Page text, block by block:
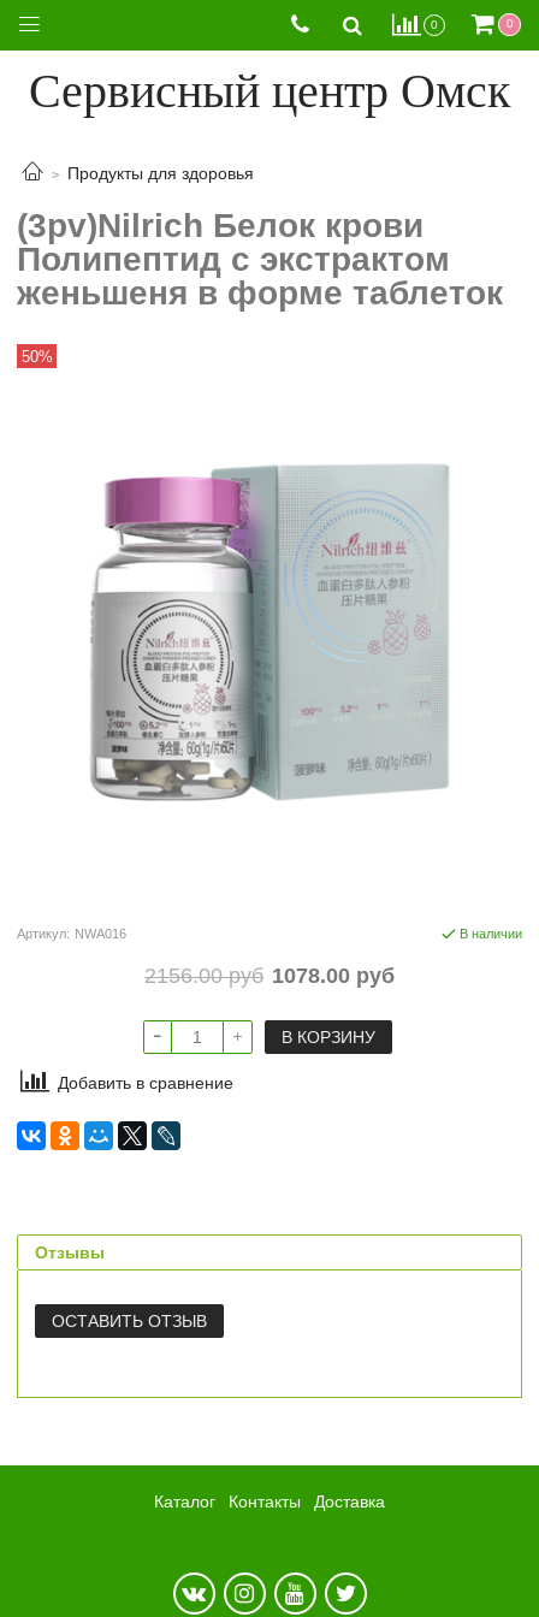
0 0
Сервисный центр Омск
Продукты для здоровья
(3pv)Nilrich Белок крови
Полипептид с экстрактом
женьшеня в форме таблеток
50%
Артикул: NWA016 В наличии
2156.00 руб 1078.00 руб
В КОРЗИНУ
Добавить в сравнение
Отзывы
ОСТАВИТЬ ОТЗЫВ
Каталог Контакты Доставка